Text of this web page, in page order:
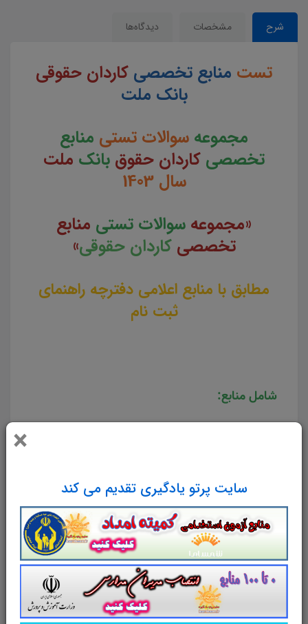
×
سایت پرتو یادگیری تقدیم می کند
شرح مشخصات دیدگاه‌ها
تست منابع تخصصی کاردان حقوقی
بانک ملت
مجموعه سوالات تستی منابع
تخصصی کاردان حقوق بانک ملت
سال 1403
«مجموعه سوالات تستی منابع
تخصصیکاردان حقوقی»
مطابق با منابع اعلامی دفترچه راهنمای
ثبت نام
شامل منابع:
صفحه)
تستآيين دادرسي مدني
(150 تست در 32
صفحه)
تستحقوق بين الملل عمومي
(150 تست در
31 صفحه)
تستحقوق اداري